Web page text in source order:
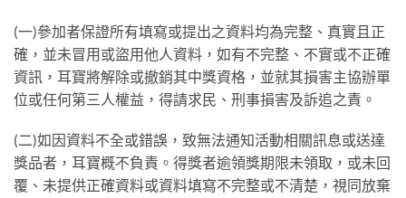
(一)參加者保證所有填寫或提出之資料均為完整、真實且正
確，並未冒用或盜用他人資料，如有不完整、不實或不正確
資訊，耳寶將解除或撤銷其中獎資格，並就其損害主協辦單
位或任何第三人權益，得請求民、刑事損害及訴追之責。
(二)如因資料不全或錯誤，致無法通知活動相關訊息或送達
獎品者，耳寶概不負責。得獎者逾領獎期限未領取，或未回
覆、未提供正確資料或資料填寫不完整或不清楚，視同放棄